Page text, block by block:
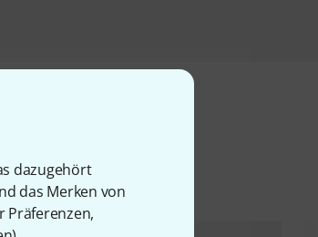
dazugehört
das Merken von
Präferenzen,